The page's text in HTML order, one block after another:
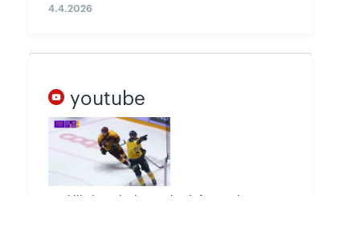
Hokejisté PSG Berani Zlín prohráli v televizním zápase
nenavázali na bodovou šňůru z posledních čtyř zápasů a
předvedli nevýrazný výkon a za celý zápas vyslali na
hradeckou bránu pouhých sedm střel! Berani nastoupili v
neúplné sestavě bez brankářské dvojice Libor Kašík,
Daniel Huf, které skolila viróza. Náhradní gólman Michal
Kořének i přes prohru předvedl slušný výkon a zneškodnil
33 soupeřových střel. Východočeši se ujali vedení již ve
3. minutě, druhý gól přidali za dalších jedenáct minut.
4.4.2026
youtube